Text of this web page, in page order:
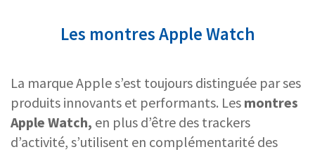
Les montres Apple Watch
La marque Apple s’est toujours distinguée par ses
produits innovants et performants. Les montres
Apple Watch, en plus d’être des trackers
d’activité, s’utilisent en complémentarité des